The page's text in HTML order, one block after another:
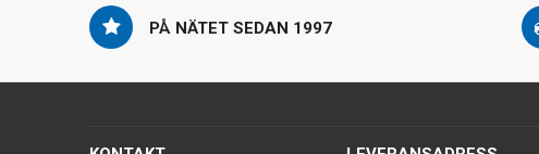
PÅ NÄTET SEDAN 1997